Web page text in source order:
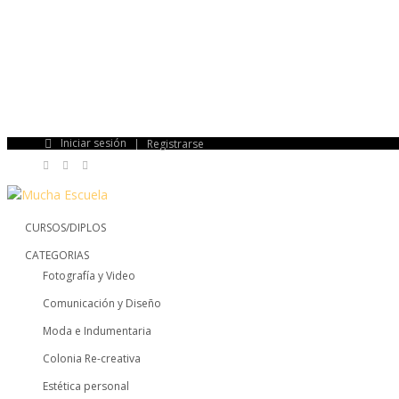
Iniciar sesión
Registrarse
CURSOS/DIPLOS
CATEGORIAS
Fotografía y Video
Comunicación y Diseño
Moda e Indumentaria
Colonia Re-creativa
Estética personal